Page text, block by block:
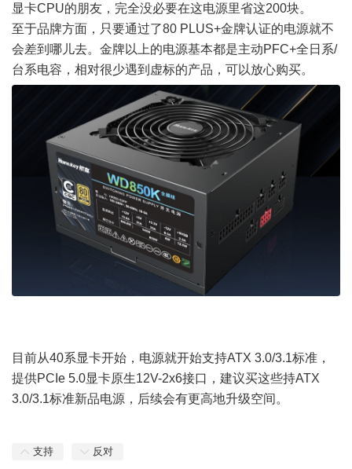
显卡CPU的朋友，完全没必要在这电源里省这200块。
至于品牌方面，只要通过了80 PLUS+金牌认证的电源就不
会差到哪儿去。金牌以上的电源基本都是主动PFC+全日系/
台系电容，相对很少遇到虚标的产品，可以放心购买。
目前从40系显卡开始，电源就开始支持ATX 3.0/3.1标准，
提供PCIe 5.0显卡原生12V-2x6接口，建议买这些持ATX
3.0/3.1标准新品电源，后续会有更高地升级空间。
支持 反对